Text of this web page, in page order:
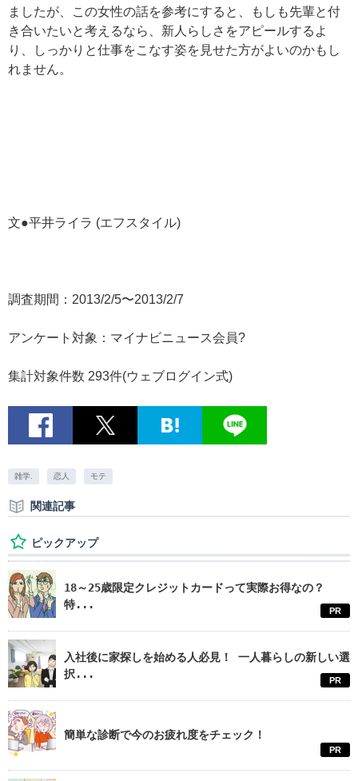
ましたが、この女性の話を参考にすると、もしも先輩と付
き合いたいと考えるなら、新人らしさをアピールするよ
り、しっかりと仕事をこなす姿を見せた方がよいのかもし
れません。
文●平井ライラ (エフスタイル)
調査期間：2013/2/5〜2013/2/7
アンケート対象：マイナビニュース会員?
集計対象件数 293件(ウェブログイン式)
雑学. 恋人 モテ
関連記事
ピックアップ
18～25歳限定クレジットカードって実際お得なの？
特...
PR
入社後に家探しを始める人必見！ 一人暮らしの新しい選
択...
PR
簡単な診断で今のお疲れ度をチェック！
PR